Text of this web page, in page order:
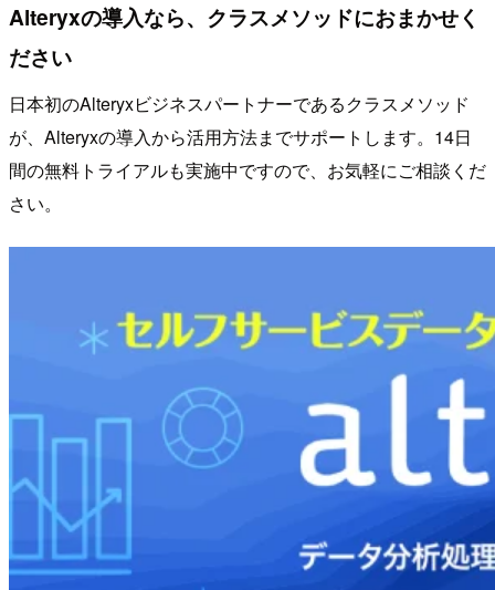
Alteryxの導入なら、クラスメソッドにおまかせく
ださい
日本初のAlteryxビジネスパートナーであるクラスメソッド
が、Alteryxの導入から活用方法までサポートします。14日
間の無料トライアルも実施中ですので、お気軽にご相談くだ
さい。